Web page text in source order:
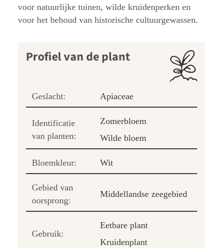
voor natuurlijke tuinen, wilde kruidenperken en
voor het behoud van historische cultuurgewassen.
Profiel van de plant
Geslacht: Apiaceae
Identificatie
van planten:
Zomerbloem
Wilde bloem
Bloemkleur: Wit
Gebied van
oorsprong:
Middellandse zeegebied
Gebruik:
Eetbare plant
Kruidenplant